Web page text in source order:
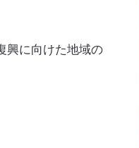
興に向けた地域の